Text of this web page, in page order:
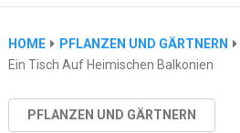
HOME
PFLANZEN UND GÄRTNERN
Ein Tisch Auf Heimischen Balkonien
PFLANZEN UND GÄRTNERN